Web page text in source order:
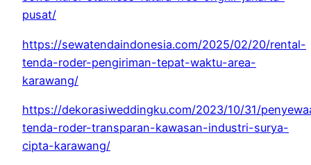
pusat/
https://sewatendaindonesia.com/2025/02/20/rental-
tenda-roder-pengiriman-tepat-waktu-area-
karawang/
https://dekorasiweddingku.com/2023/10/31/
tenda-roder-transparan-kawasan-industri-surya-
cipta-karawang/